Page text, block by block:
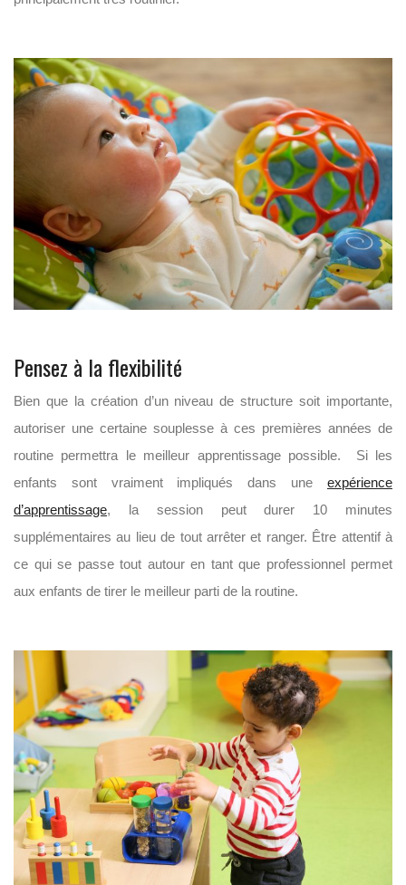
Pensez à la flexibilité
Bien que la création d’un niveau de structure soit importante,
autoriser une certaine souplesse à ces premières années de
routine permettra le meilleur apprentissage possible. Si les
enfants sont vraiment impliqués dans une expérience
d’apprentissage, la session peut durer 10 minutes
supplémentaires au lieu de tout arrêter et ranger. Être attentif à
ce qui se passe tout autour en tant que professionnel permet
aux enfants de tirer le meilleur parti de la routine.